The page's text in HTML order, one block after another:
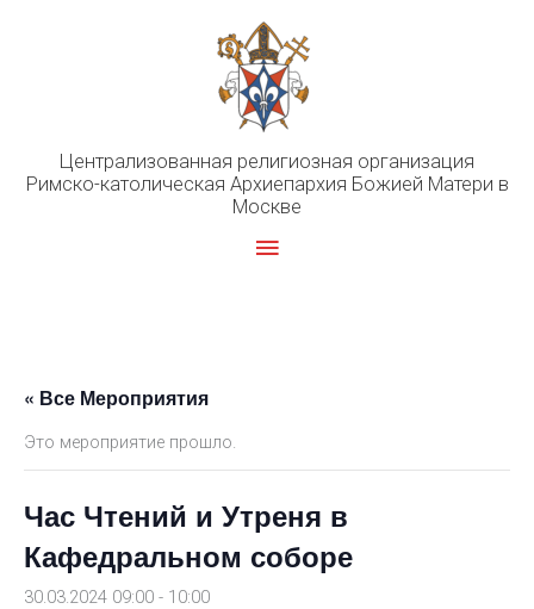
Централизованная религиозная организация
Римско-католическая Архиепархия Божией Матери в
Москве
Главное
« Все Мероприятия
Это мероприятие прошло.
Час Чтений и Утреня в
Кафедральном соборе
30.03.2024 09:00 - 10:00